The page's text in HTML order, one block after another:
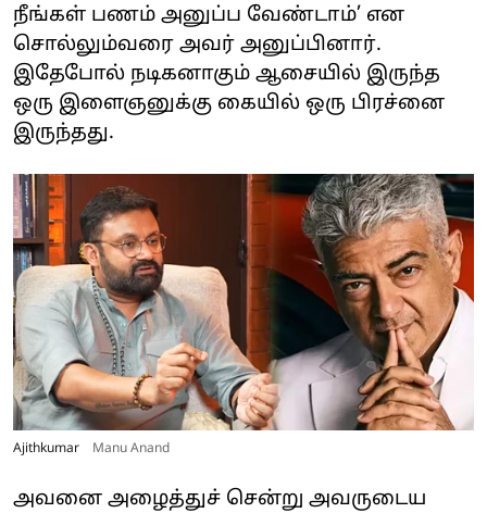
நீங்கள் பணம் அனுப்ப வேண்டாம்’ என
சொல்லும்வரை அவர் அனுப்பினார்.
இதேபோல் நடிகனாகும் ஆசையில் இருந்த
ஒரு இளைஞனுக்கு கையில் ஒரு பிரச்னை
இருந்தது.
Ajithkumar Manu Anand
அவனை அழைத்துச் சென்று அவருடைய